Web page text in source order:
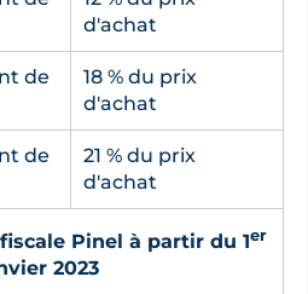
d'achat
de
18 % du prix
d'achat
de
21 % du prix
d'achat
Pinel à partir du 1er
2023